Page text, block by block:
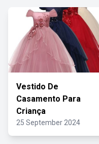
Vestido De
Casamento Para
Criança
25 September 2024